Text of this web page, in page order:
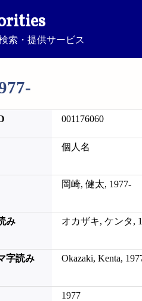
索・提供サービス
001176060
個人名
岡崎, 健太, 1977-
み オカザキ, ケンタ,
字読み Okazaki, Kenta,
1977